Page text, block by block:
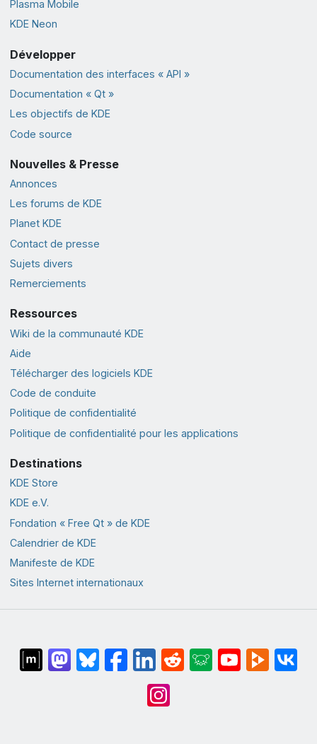
Plasma Mobile
KDE Neon
Développer
Documentation des interfaces « API »
Documentation « Qt »
Les objectifs de KDE
Code source
Nouvelles & Presse
Annonces
Les forums de KDE
Planet KDE
Contact de presse
Sujets divers
Remerciements
Ressources
Wiki de la communauté KDE
Aide
Télécharger des logiciels KDE
Code de conduite
Politique de confidentialité
Politique de confidentialité pour les applications
Destinations
KDE Store
KDE e.V.
Fondation « Free Qt » de KDE
Calendrier de KDE
Manifeste de KDE
Sites Internet internationaux